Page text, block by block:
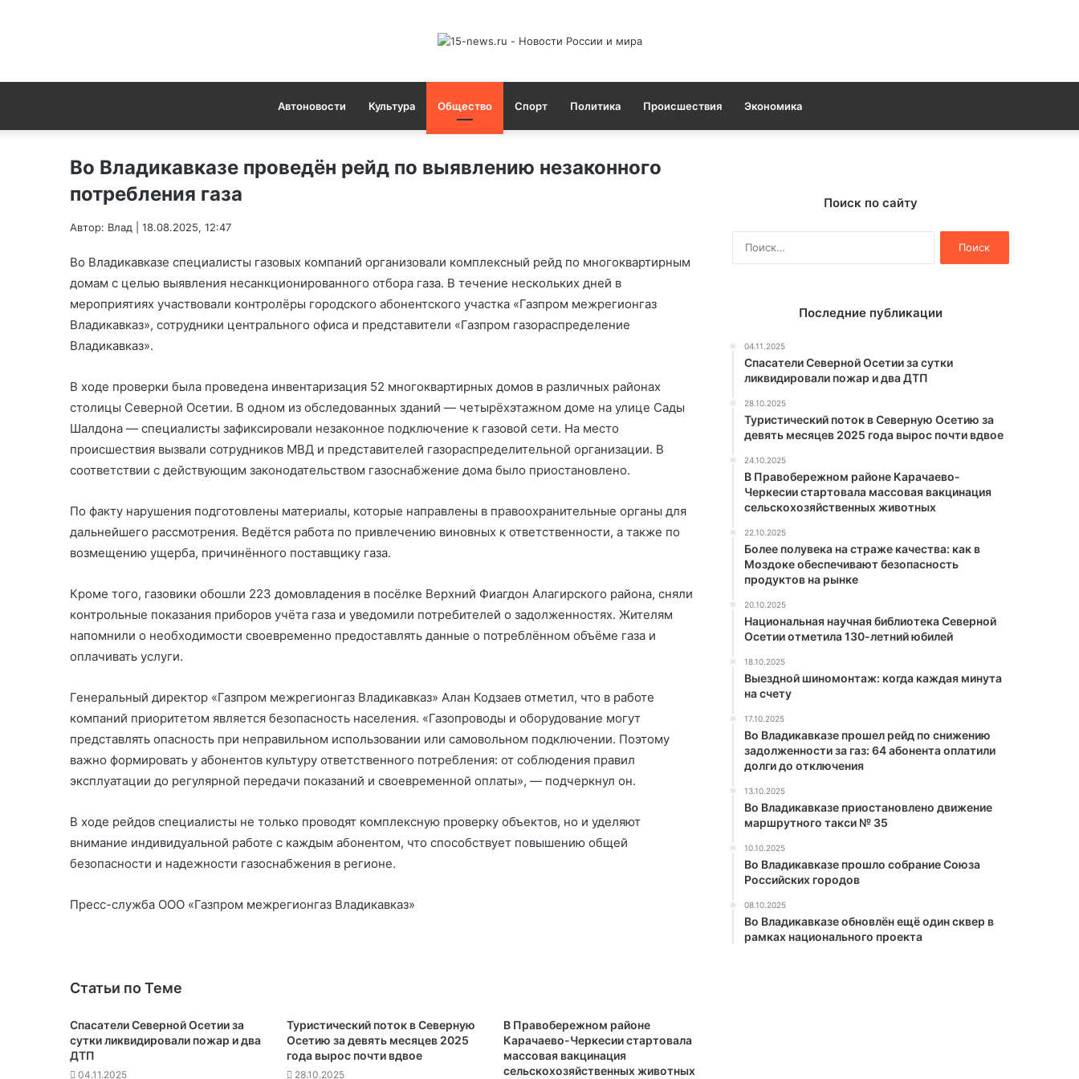
Автоновости Культура Общество Спорт Политика Происшествия Экономика
Во Владикавказе проведён рейд по выявлению незаконного
потребления газа
Автор: Влад | 18.08.2025, 12:47
Во Владикавказе специалисты газовых компаний организовали комплексный рейд по многоквартирным
домам с целью выявления несанкционированного отбора газа. В течение нескольких дней в
мероприятиях участвовали контролёры городского абонентского участка «Газпром межрегионгаз
Владикавказ», сотрудники центрального офиса и представители «Газпром газораспределение
Владикавказ».
В ходе проверки была проведена инвентаризация 52 многоквартирных домов в различных районах
столицы Северной Осетии. В одном из обследованных зданий — четырёхэтажном доме на улице Сады
Шалдона — специалисты зафиксировали незаконное подключение к газовой сети. На место
происшествия вызвали сотрудников МВД и представителей газораспределительной организации. В
соответствии с действующим законодательством газоснабжение дома было приостановлено.
По факту нарушения подготовлены материалы, которые направлены в правоохранительные органы для
дальнейшего рассмотрения. Ведётся работа по привлечению виновных к ответственности, а также по
возмещению ущерба, причинённого поставщику газа.
Кроме того, газовики обошли 223 домовладения в посёлке Верхний Фиагдон Алагирского района, сняли
контрольные показания приборов учёта газа и уведомили потребителей о задолженностях. Жителям
напомнили о необходимости своевременно предоставлять данные о потреблённом объёме газа и
оплачивать услуги.
Генеральный директор «Газпром межрегионгаз Владикавказ» Алан Кодзаев отметил, что в работе
компаний приоритетом является безопасность населения. «Газопроводы и оборудование могут
представлять опасность при неправильном использовании или самовольном подключении. Поэтому
важно формировать у абонентов культуру ответственного потребления: от соблюдения правил
эксплуатации до регулярной передачи показаний и своевременной оплаты», — подчеркнул он.
В ходе рейдов специалисты не только проводят комплексную проверку объектов, но и уделяют
внимание индивидуальной работе с каждым абонентом, что способствует повышению общей
безопасности и надежности газоснабжения в регионе.
Пресс-служба ООО «Газпром межрегионгаз Владикавказ»
Статьи по Теме
Спасатели Северной Осетии за
сутки ликвидировали пожар и два
ДТП
04.11.2025
Туристический поток в Северную
Осетию за девять месяцев 2025
года вырос почти вдвое
28.10.2025
В Правобережном районе
Карачаево-Черкесии стартовала
массовая вакцинация
сельскохозяйственных животных
Поиск по сайту
Последние публикации
04.11.2025
Спасатели Северной Осетии за сутки
ликвидировали пожар и два ДТП
28.10.2025
Туристический поток в Северную Осетию за
девять месяцев 2025 года вырос почти вдвое
24.10.2025
В Правобережном районе Карачаево-
Черкесии стартовала массовая вакцинация
сельскохозяйственных животных
22.10.2025
Более полувека на страже качества: как в
Моздоке обеспечивают безопасность
продуктов на рынке
20.10.2025
Национальная научная библиотека Северной
Осетии отметила 130-летний юбилей
18.10.2025
Выездной шиномонтаж: когда каждая минута
на счету
17.10.2025
Во Владикавказе прошел рейд по снижению
задолженности за газ: 64 абонента оплатили
долги до отключения
13.10.2025
Во Владикавказе приостановлено движение
маршрутного такси № 35
10.10.2025
Во Владикавказе прошло собрание Союза
Российских городов
08.10.2025
Во Владикавказе обновлён ещё один сквер в
рамках национального проекта